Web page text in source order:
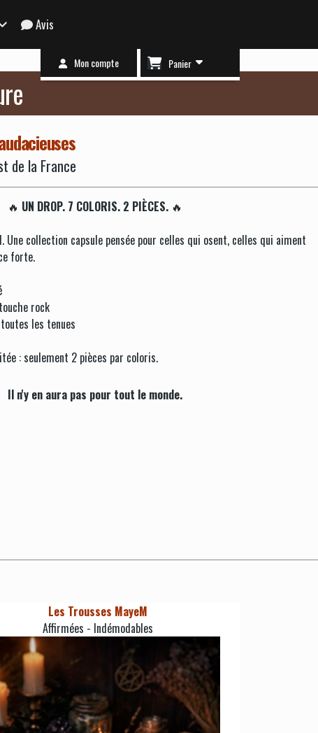
Mon compte Panier
Avis
de la France
🔥 UN DROP. 7 COLORIS. 2 PIÈCES. 🔥
Une collection capsule pensée pour celles qui osent, celles qui aiment
forte.
rock
les tenues
: seulement 2 pièces par coloris.
Il n'y en aura pas pour tout le monde.
Les Trousses MayeM
Affirmées - Indémodables